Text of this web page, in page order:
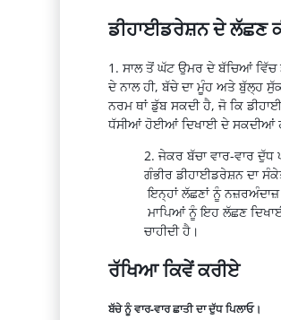
ਡੀਹਾਈਡਰੇਸ਼ਨਦੇ ਲੱਛਣ
1. ਸਾਲ ਤੋਂ ਘੱਟ ਉਮਰ ਦੇ ਬੱਚਿਆਂ ਵਿੱਚ
ਦੇ ਨਾਲ ਹੀ, ਬੱਚੇ ਦਾ ਮੂੰਹ ਅਤੇਬੁੱਲ੍ਹ
ਨਰਮ ਥਾਂ ਡੁੱਬ ਸਕਦੀ ਹੈ, ਜੋ ਕਿ
ਧੱਸੀਆਂ ਹੋਈਆਂ ਦਿਖਾਈ ਦੇ ਸਕਦੀਆਂ
2.ਜੇਕਰ ਬੱਚਾ ਵਾਰ-ਵਾਰ ਦੁੱਧ
ਗੰਭੀਰ ਡੀਹਾਈਡਰੇਸ਼ਨਦਾ
ਇਨ੍ਹਾਂ ਲੱਛਣਾਂ ਨੂੰ ਨਜ਼ਰਅੰਦਾਜ਼
ਮਾਪਿਆਂ ਨੂੰ ਇਹ ਲੱਛਣ
ਚਾਹੀਦੀ ਹੈ।
ਰੱਖਿਆ ਕਿਵੇਂ ਕਰੀਏ
ਬੱਚੇ ਨੂੰ ਵਾਰ-ਵਾਰ ਛਾਤੀ ਦਾ ਦੁੱਧ ਪਿਲਾਓ।